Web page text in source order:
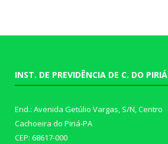
INST. DE PREVIDÊNCIA DE C. DO PIRIÁ
End.: Avenida Getúlio Vargas, S/N, Centro
Cachoeira do Piriá-PA
CEP: 68617-000